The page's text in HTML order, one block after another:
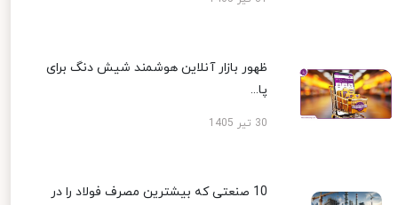
ظهور بازار آنلاین هوشمند شیش دنگ برای
پا...
30 تیر 1405
10 صنعتی که بیشترین مصرف فولاد را در